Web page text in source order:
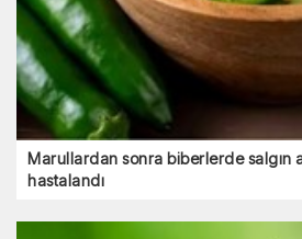
Marullardan sonra biberlerde salgın
hastalandı